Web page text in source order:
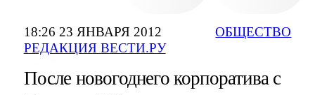
18:26 23 ЯНВАРЯ 2012
РЕДАКЦИЯ ВЕСТИ.РУ
ОБЩЕСТВО
После новогоднего корпоратива с